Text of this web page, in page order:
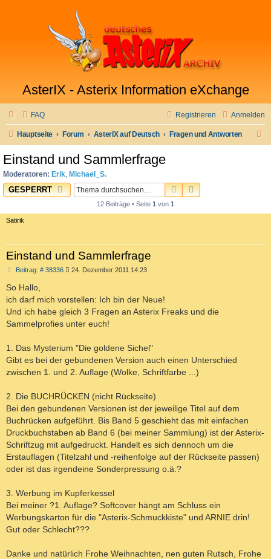
AsterIX - Asterix Information eXchange
FAQ Anmelden
Registrieren
Hauptseite Forum AsterIX auf Deutsch Fragen und Antworten
Einstand und Sammlerfrage
Moderatoren: Erik, Michael_S.
GESPERRT SUCHEERWEITERTE
12 Beiträge • Seite 1 von 1
Satirik
Einstand und Sammlerfrage
Beitrag: # 38336B
r
a
g
24. Dezember 2011 14:23
So Hallo,
ich darf mich vorstellen: Ich bin der Neue!
Und ich habe gleich 3 Fragen an Asterix Freaks und die
Sammelprofies unter euch!
1. Das Mysterium "Die goldene Sichel"
Gibt es bei der gebundenen Version auch einen Unterschied
zwischen 1. und 2. Auflage (Wolke, Schriftfarbe ...)
2. Die BUCHRÜCKEN (nicht Rückseite)
Bei den gebundenen Versionen ist der jeweilige Titel auf dem
Buchrücken aufgeführt. Bis Band 5 geschieht das mit einfachen
Druckbuchstaben ab Band 6 (bei meiner Sammlung) ist der Asterix-
Schriftzug mit aufgedruckt. Handelt es sich dennoch um die
Erstauflagen (Titelzahl und -reihenfolge auf der Rückseite passen)
oder ist das irgendeine Sonderpressung o.ä.?
3. Werbung im Kupferkessel
Bei meiner ?1. Auflage? Softcover hängt am Schluss ein
Werbungskarton für die "Asterix-Schmuckkiste" und ARNIE drin!
Gut oder Schlecht???
Danke und natürlich Frohe Weihnachten, nen guten Rutsch, Frohe